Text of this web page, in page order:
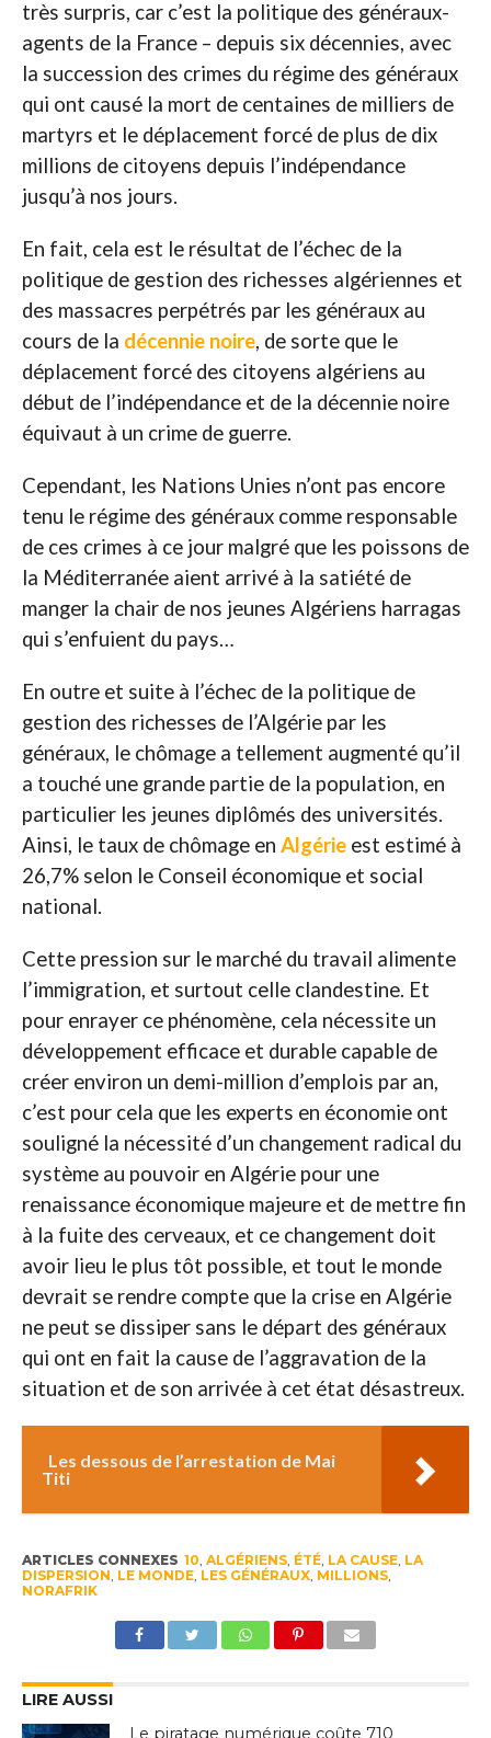
très surpris, car c’est la politique des généraux-
agents de la France – depuis six décennies, avec
la succession des crimes du régime des généraux
qui ont causé la mort de centaines de milliers de
martyrs et le déplacement forcé de plus de dix
millions de citoyens depuis l’indépendance
jusqu’à nos jours.
En fait, cela est le résultat de l’échec de la
politique de gestion des richesses algériennes et
des massacres perpétrés par les généraux au
cours de la décennie noire, de sorte que le
déplacement forcé des citoyens algériens au
début de l’indépendance et de la décennie noire
équivaut à un crime de guerre.
Cependant, les Nations Unies n’ont pas encore
tenu le régime des généraux comme responsable
de ces crimes à ce jour malgré que les poissons de
la Méditerranée aient arrivé à la satiété de
manger la chair de nos jeunes Algériens harragas
qui s’enfuient du pays…
En outre et suite à l’échec de la politique de
gestion des richesses de l’Algérie par les
généraux, le chômage a tellement augmenté qu’il
a touché une grande partie de la population, en
particulier les jeunes diplômés des universités.
Ainsi, le taux de chômage en Algérieest estimé à
26,7% selon le Conseil économique et social
national.
Cette pression sur le marché du travail alimente
l’immigration, et surtout celle clandestine. Et
pour enrayer ce phénomène, cela nécessite un
développement efficace et durable capable de
créer environ un demi-million d’emplois par an,
c’est pour cela que les experts en économie ont
souligné la nécessité d’un changement radical du
système au pouvoir en Algérie pour une
renaissance économique majeure et de mettre fin
à la fuite des cerveaux, et ce changement doit
avoir lieu le plus tôt possible, et tout le monde
devrait se rendre compte que la crise en Algérie
ne peut se dissiper sans le départ des généraux
qui ont en fait la cause de l’aggravation de la
situation et de son arrivée à cet état désastreux.
Les dessous de l’arrestation de Mai
Titi
ARTICLES CONNEXES 10, ALGÉRIENS, ÉTÉ, LA CAUSE, LA
DISPERSION, LE MONDE, LES GÉNÉRAUX, MILLIONS,
NORAFRIK
LIRE AUSSI
Le piratage numérique coûte 710